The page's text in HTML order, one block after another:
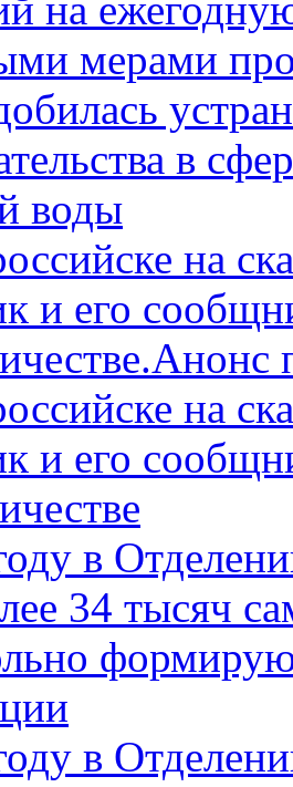
на
мерами
в
воды
на
и его
на
и его
в
34 тысяч
в